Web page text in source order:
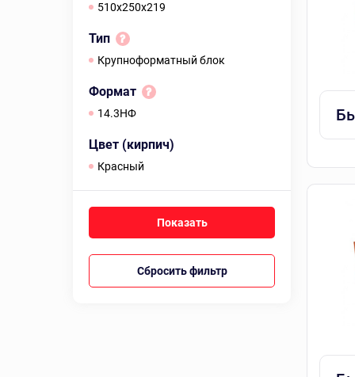
510х250х219
Тип
Крупноформатный блок
Формат
14.3НФ
Цвет (кирпич)
красный
Сбросить фильтр